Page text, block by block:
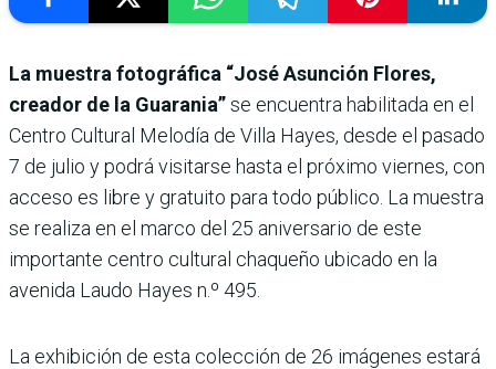
La muestra fotográfica “José Asunción Flores,
creador de la Guarania”se encuentra habilitada en el
Centro Cultural Melodía de Villa Hayes, desde el pasado
7 de julio y podrá visitarse hasta el próximo viernes, con
acceso es libre y gratuito para todo público. La muestra
se realiza en el marco del 25 aniversario de este
importante centro cultural chaqueño ubicado en la
avenida Laudo Hayes n.º 495.
La exhibición de esta colección de 26 imágenes estará